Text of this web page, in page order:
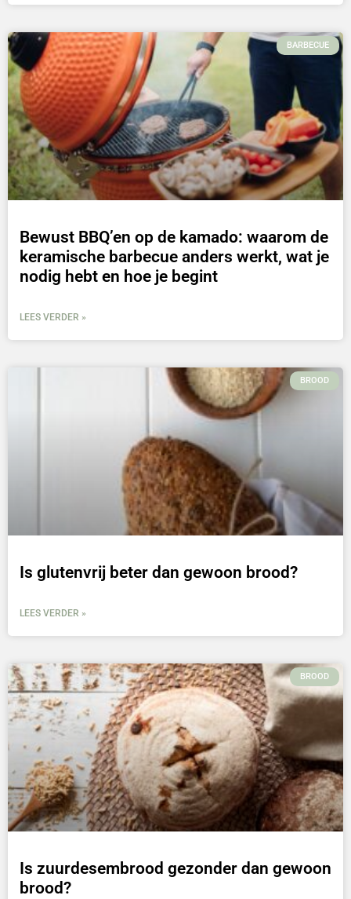
BARBECUE
Bewust BBQ’en op de kamado: waarom de
keramische barbecue anders werkt, wat je
nodig hebt en hoe je begint
LEES VERDER »
BROOD
Is glutenvrij beter dan gewoon brood?
LEES VERDER »
BROOD
Is zuurdesembrood gezonder dan gewoon
brood?